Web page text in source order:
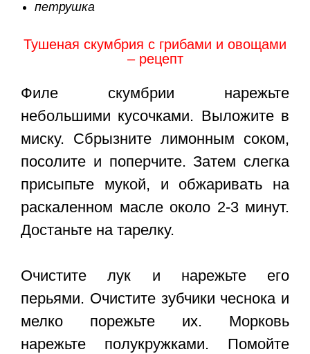
петрушка
Тушеная скумбрия с грибами и овощами
– рецепт
Филе скумбрии нарежьте
небольшими кусочками. Выложите в
миску. Сбрызните лимонным соком,
посолите и поперчите. Затем слегка
присыпьте мукой, и обжаривать на
раскаленном масле около 2-3 минут.
Достаньте на тарелку.
Очистите лук и нарежьте его
перьями. Очистите зубчики чеснока и
мелко порежьте их. Морковь
нарежьте полукружками. Помойте